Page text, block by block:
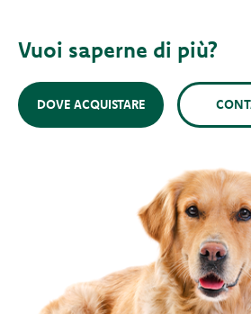
Vuoi saperne di più?
DOVE ACQUISTARE